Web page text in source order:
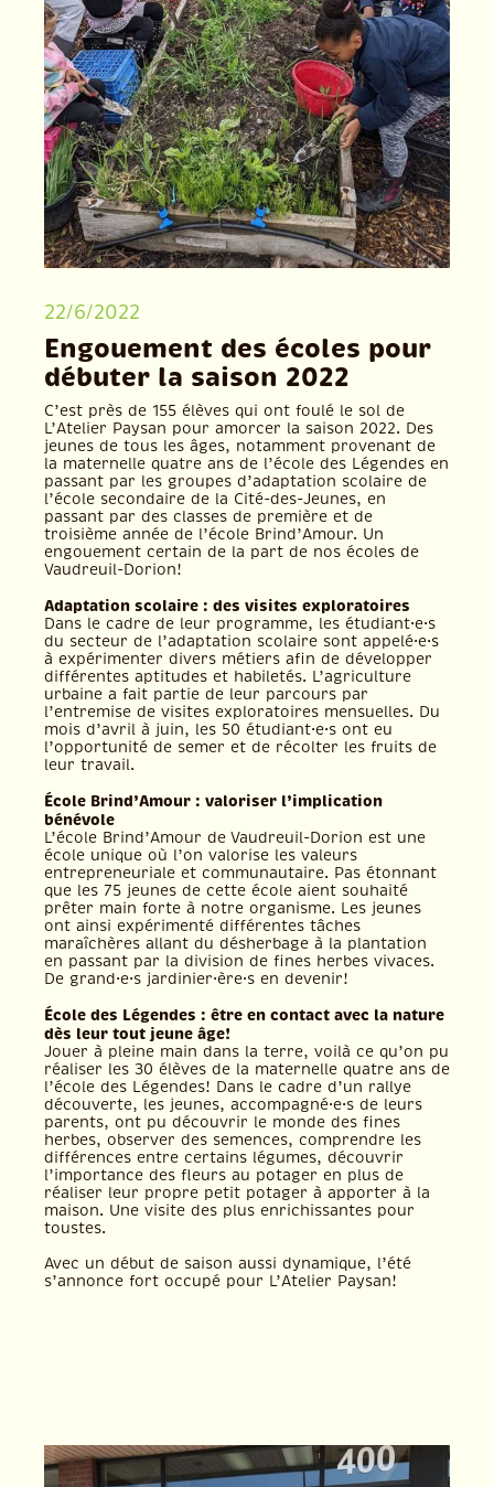
22/6/2022
Engouement des écoles pour
débuter la saison 2022
C’est près de 155 élèves qui ont foulé le sol de
L’Atelier Paysan pour amorcer la saison 2022. Des
jeunes de tous les âges, notamment provenant de
la maternelle quatre ans de l’école des Légendes en
passant par les groupes d’adaptation scolaire de
l’école secondaire de la Cité-des-Jeunes, en
passant par des classes de première et de
troisième année de l’école Brind’Amour. Un
engouement certain de la part de nos écoles de
Vaudreuil-Dorion!
Adaptation scolaire : des visites exploratoires
Dans le cadre de leur programme, les étudiant·e·s
du secteur de l’adaptation scolaire sont appelé·e·s
à expérimenter divers métiers afin de développer
différentes aptitudes et habiletés. L’agriculture
urbaine a fait partie de leur parcours par
l’entremise de visites exploratoires mensuelles. Du
mois d’avril à juin, les 50 étudiant·e·s ont eu
l’opportunité de semer et de récolter les fruits de
leur travail.
École Brind’Amour : valoriser l’implication
bénévole
L’école Brind’Amour de Vaudreuil-Dorion est une
école unique où l’on valorise les valeurs
entrepreneuriale et communautaire. Pas étonnant
que les 75 jeunes de cette école aient souhaité
prêter main forte à notre organisme. Les jeunes
ont ainsi expérimenté différentes tâches
maraîchères allant du désherbage à la plantation
en passant par la division de fines herbes vivaces.
De grand·e·s jardinier·ère·s en devenir!
École des Légendes : être en contact avec la nature
dès leur tout jeune âge!
Jouer à pleine main dans la terre, voilà ce qu’on pu
réaliser les 30 élèves de la maternelle quatre ans de
l’école des Légendes! Dans le cadre d’un rallye
découverte, les jeunes, accompagné·e·s de leurs
parents, ont pu découvrir le monde des fines
herbes, observer des semences, comprendre les
différences entre certains légumes, découvrir
l’importance des fleurs au potager en plus de
réaliser leur propre petit potager à apporter à la
maison. Une visite des plus enrichissantes pour
toustes.
Avec un début de saison aussi dynamique, l’été
s’annonce fort occupé pour L’Atelier Paysan!